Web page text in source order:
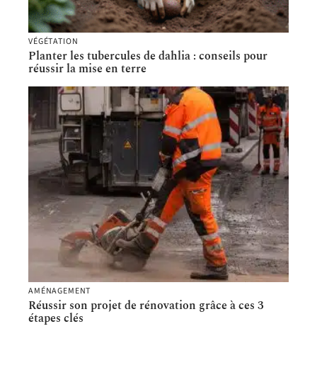
VÉGÉTATION
Planter les tubercules de dahlia : conseils pour
réussir la mise en terre
AMÉNAGEMENT
Réussir son projet de rénovation grâce à ces 3
étapes clés